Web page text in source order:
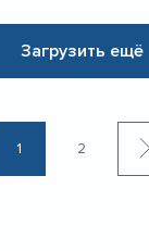
Загрузить ещё
1 2